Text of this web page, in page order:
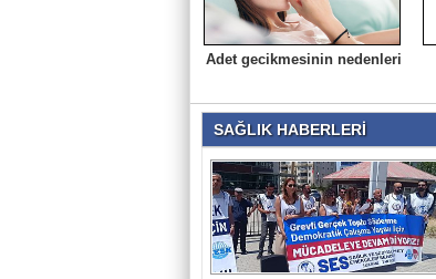
Adet gecikmesinin nedenleri
SAĞLIK HABERLERİ